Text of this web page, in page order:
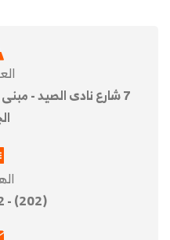
7 شارع نادى الصيد -
(202) - 33374062